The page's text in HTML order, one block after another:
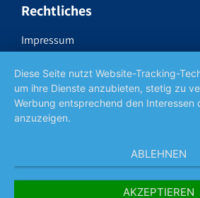
Rechtliches
Impressum
Datenschutzerklärung
Widerrufsrecht
AGB
Diese Seite nutzt Website-Tracking-
um ihre Dienste anzubieten, stetig zu
Werbung entsprechend den Interessen
anzuzeigen.
ABLEHNEN
AKZEPTIEREN